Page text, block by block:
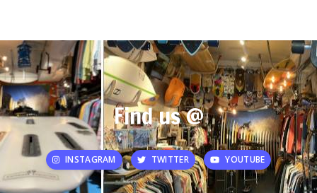
Find us @
INSTAGRAM TWITTER YOUTUBE